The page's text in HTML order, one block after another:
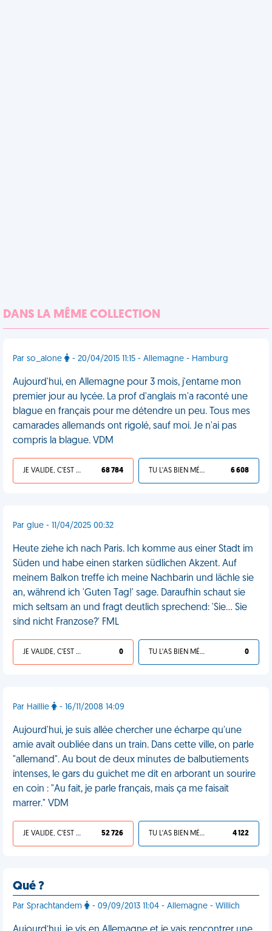
DANS LA MÊME COLLECTION
Par so_alone - 20/04/2015 11:15 - Allemagne - Hamburg
Aujourd'hui, en Allemagne pour 3 mois, j'entame mon
premier jour au lycée. La prof d'anglais m'a raconté une
blague en français pour me détendre un peu. Tous mes
camarades allemands ont rigolé, sauf moi. Je n'ai pas
compris la blague. VDM
JE VALIDE, C'EST UNE VDM 68 784 TU L'AS BIEN MÉRITÉ 6 608
Par glue - 11/04/2025 00:32
Heute ziehe ich nach Paris. Ich komme aus einer Stadt im
Süden und habe einen starken südlichen Akzent. Auf
meinem Balkon treffe ich meine Nachbarin und lächle sie
an, während ich 'Guten Tag!' sage. Daraufhin schaut sie
mich seltsam an und fragt deutlich sprechend: 'Sie... Sie
sind nicht Franzose?' FML
JE VALIDE, C'EST UNE VDM 0 TU L'AS BIEN MÉRITÉ 0
Par Haillie - 16/11/2008 14:09
Aujourd'hui, je suis allée chercher une écharpe qu'une
amie avait oubliée dans un train. Dans cette ville, on parle
"allemand". Au bout de deux minutes de balbutiements
intenses, le gars du guichet me dit en arborant un sourire
en coin : "Au fait, je parle français, mais ça me faisait
marrer." VDM
JE VALIDE, C'EST UNE VDM 52 726 TU L'AS BIEN MÉRITÉ 4 122
Qué ?
Par Sprachtandem - 09/09/2013 11:04 - Allemagne - Willich